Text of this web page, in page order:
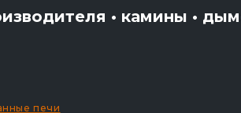
• камины •
печи